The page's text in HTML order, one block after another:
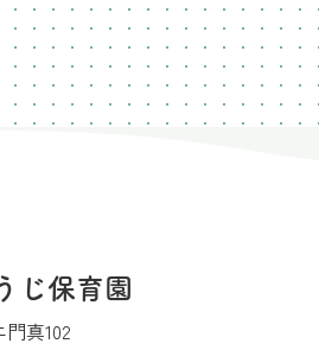
じ保育園
真102